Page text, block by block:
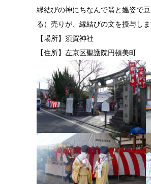
縁結びの神にちなんで翁と媼姿で
る）売りが、縁結びの文を授与しま
【場所】須賀神社
【住所】左京区聖護院円頓美町